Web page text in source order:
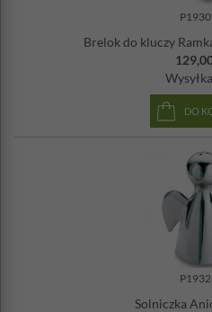
Brelok do kluczy
Wysyłka
DO
Solniczka